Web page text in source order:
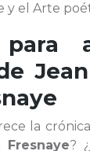
y el Arte
para
la
Fresnaye?